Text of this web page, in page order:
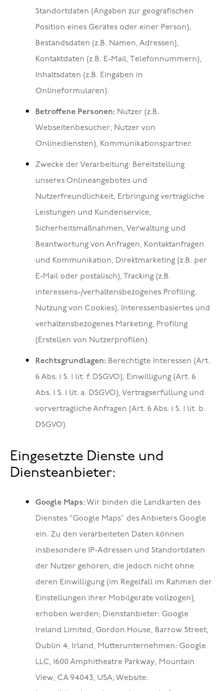
Standortdaten (Angaben zur geografischen
Position eines Gerätes oder einer Person),
Bestandsdaten (z.B. Namen, Adressen),
Kontaktdaten (z.B. E-Mail, Telefonnummern),
Inhaltsdaten (z.B. Eingaben in
Onlineformularen).
Betroffene Personen: Nutzer (z.B.
Webseitenbesucher, Nutzer von
Onlinediensten), Kommunikationspartner.
Zwecke der Verarbeitung: Bereitstellung
unseres Onlineangebotes und
Nutzerfreundlichkeit, Erbringung vertragliche
Leistungen und Kundenservice,
Sicherheitsmaßnahmen, Verwaltung und
Beantwortung von Anfragen, Kontaktanfragen
und Kommunikation, Direktmarketing (z.B. per
E-Mail oder postalisch), Tracking (z.B.
interessens-/verhaltensbezogenes Profiling,
Nutzung von Cookies), Interessenbasiertes und
verhaltensbezogenes Marketing, Profiling
(Erstellen von Nutzerprofilen).
Rechtsgrundlagen: Berechtigte Interessen (Art.
6 Abs. 1 S. 1 lit. f. DSGVO), Einwilligung (Art. 6
Abs. 1 S. 1 lit. a. DSGVO), Vertragserfüllung und
vorvertragliche Anfragen (Art. 6 Abs. 1 S. 1 lit. b.
DSGVO).
Eingesetzte Dienste und
Diensteanbieter:
Google Maps: Wir binden die Landkarten des
Dienstes “Google Maps” des Anbieters Google
ein. Zu den verarbeiteten Daten können
insbesondere IP-Adressen und Standortdaten
der Nutzer gehören, die jedoch nicht ohne
deren Einwilligung (im Regelfall im Rahmen der
Einstellungen ihrer Mobilgeräte vollzogen),
erhoben werden; Dienstanbieter: Google
Ireland Limited, Gordon House, Barrow Street,
Dublin 4, Irland, Mutterunternehmen: Google
LLC, 1600 Amphitheatre Parkway, Mountain
View, CA 94043, USA; Website: